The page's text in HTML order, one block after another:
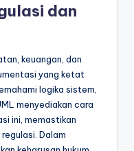
dan
keuangan, dan
yang ketat
logika sistem,
menyediakan cara
ini, memastikan
Dalam